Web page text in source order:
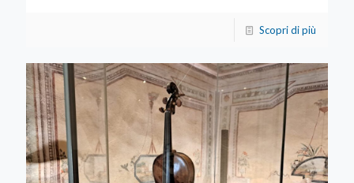
Scopri di più